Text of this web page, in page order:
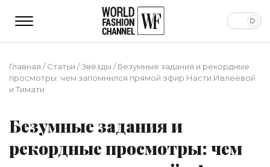
Главная /Статьи /Звёзды /Безумные задания и рекордные
просмотры: чем запомнился прямой эфир Насти Ивлеевой
и Тимати
Безумные задания и
рекордные просмотры: чем